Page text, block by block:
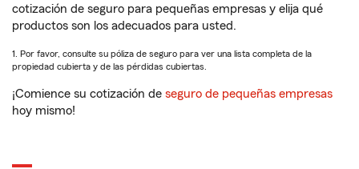
cotización de seguro para pequeñas empresas y elija qué
productos son los adecuados para usted.
1. Por favor, consulte su póliza de seguro para ver una lista completa de la
propiedad cubierta y de las pérdidas cubiertas.
¡Comience su cotización de seguro de pequeñas empresas
hoy mismo!